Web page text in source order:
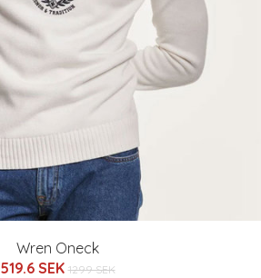
Wren Oneck
519.6 SEK 1299 SEK